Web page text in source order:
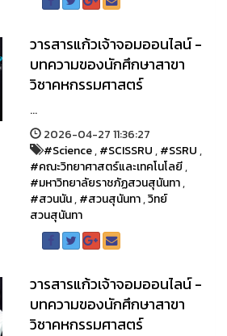
วารสารแก้วเจ้าจอมออนไลน์ -
บทความของนักศึกษาสาขา
วิชาคหกรรมศาสตร์
...
2026-04-27 11:36:27
#Science,#SCISSRU,#SSRU,
#คณะวิทยาศาสตร์และเทคโนโลยี,
#มหาวิทยาลัยราชภัฏสวนสุนันทา,
#สวนนัน,#สวนสุนันทา,วิทย์
สวนสุนันทา
วารสารแก้วเจ้าจอมออนไลน์ -
บทความของนักศึกษาสาขา
วิชาคหกรรมศาสตร์